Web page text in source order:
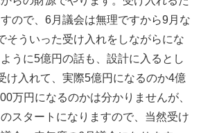
ので、6月議会は無理ですから9月な
そういった受け入れをしながらにな
うに5億円の話も、設計に入るとし
け入れて、実際5億円になるのか4億
万円になるのかは分かりませんが、
スタートになりますので、当然受け